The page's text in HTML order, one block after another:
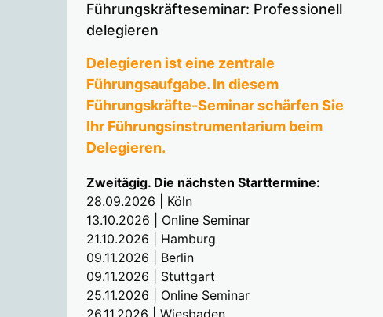
Führungskräfteseminar: Professionell
delegieren
Delegieren ist eine zentrale
Führungsaufgabe. In diesem
Führungskräfte-Seminar schärfen Sie
Ihr Führungsinstrumentarium beim
Delegieren.
Zweitägig. Die nächsten Starttermine:
28.09.2026 | Köln
13.10.2026 | Online Seminar
21.10.2026 | Hamburg
09.11.2026 | Berlin
09.11.2026 | Stuttgart
25.11.2026 | Online Seminar